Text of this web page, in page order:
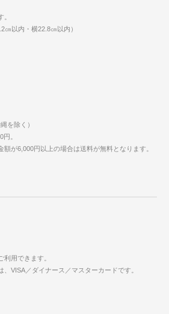
㎝以内・横22.8㎝以内）
を除く）
。
額が6,000円以上の場合は送料が無料となります。
利用できます。
、VISA／ダイナース／マスターカードです。